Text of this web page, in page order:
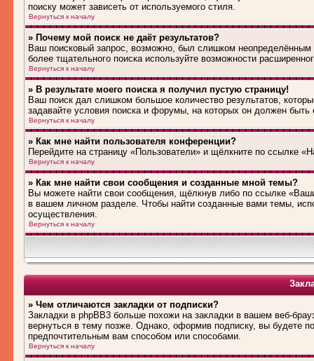
поиску может зависеть от используемого стиля.
Вернуться к началу
» Почему мой поиск не даёт результатов?
Ваш поисковый запрос, возможно, был слишком
более тщательного поиска используйте возможности
Вернуться к началу
» В результате моего поиска я получил пустую страницу!
Ваш поиск дал слишком большое количество результатов,
задавайте условия поиска и форумы, на которых он должен быть
Вернуться к началу
» Как мне найти пользователя конференции?
Перейдите на страницу «Пользователи» и щёлкните по ссылке
Вернуться к началу
» Как мне найти свои сообщения и созданные мной темы?
Вы можете найти свои сообщения, щёлкнув либо по ссылке
в вашем личном разделе. Чтобы найти созданные вами темы,
осуществления.
Вернуться к началу
» Чем отличаются закладки от подписки?
Закладки в phpBB3 больше похожи на закладки в вашем веб-
вернуться в тему позже. Однако, оформив подписку, вы будете
предпочтительным вам способом или способами.
Вернуться к началу